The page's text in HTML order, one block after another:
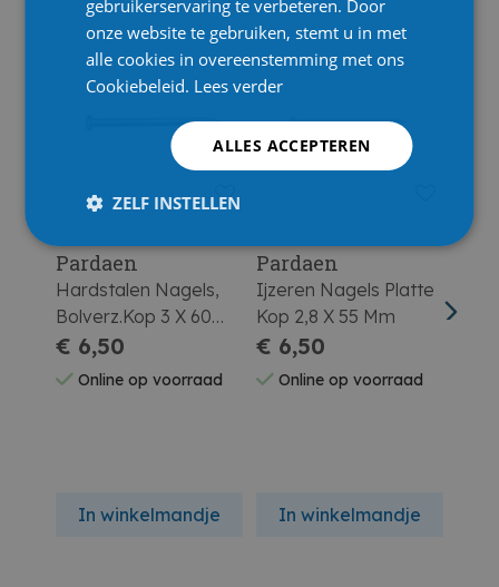
Pardaen
Hardstalen Nagels,
Bolverz.Kop 3 X 60
Mm
€ 6,50
Online op voorraad
In winkelmandje
Pardaen
Ijzeren Nagels Platte
Kop 2,8 X 55 Mm
€ 6,50
Online op voorraad
In winkelmandje
gebruikerservaring te verbeteren. Door
onze website te gebruiken, stemt u in met
alle cookies in overeenstemming met ons
Cookiebeleid. Lees verder
ALLES ACCEPTEREN
ZELF INSTELLEN